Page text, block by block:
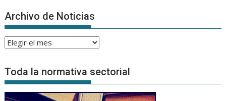
Archivo de Noticias
Archivo
Noticias
Toda la normativa sectorial